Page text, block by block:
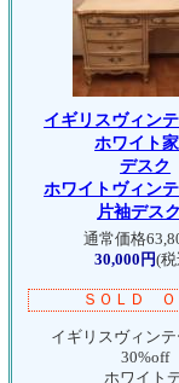
イギリスヴィン
ホワイト
デスク
ホワイトヴィン
片袖デス
通常価格
30,000円(
ＳＯＬＤ Ｏ
イギリスヴィン
30%off
ホワイトデ